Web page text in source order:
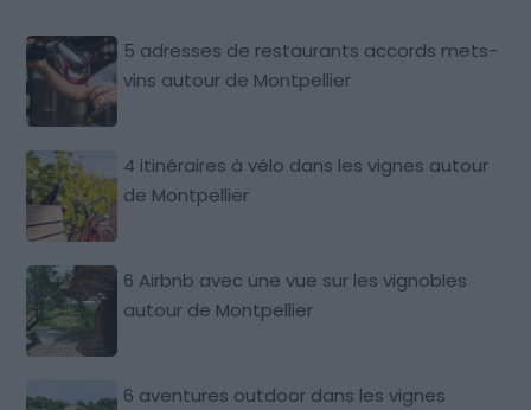
5 adresses de restaurants accords mets-
vins autour de Montpellier
4 itinéraires à vélo dans les vignes autour
de Montpellier
6 Airbnb avec une vue sur les vignobles
autour de Montpellier
6 aventures outdoor dans les vignes